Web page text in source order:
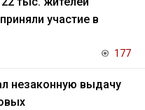
участие в
177
незаконную выдачу